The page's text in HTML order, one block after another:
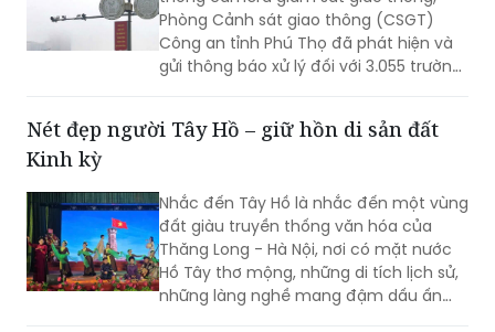
Phòng Cảnh sát giao thông (CSGT)
Công an tỉnh Phú Thọ đã phát hiện và
gửi thông báo xử lý đối với 3.055 trường
biến tập trung vào hành vi chạy quá
Nét đẹp người Tây Hồ – giữ hồn di sản đất
Kinh kỳ
Nhắc đến Tây Hồ là nhắc đến một vùng
đất giàu truyền thống văn hóa của
Thăng Long - Hà Nội, nơi có mặt nước
Hồ Tây thơ mộng, những di tích lịch sử,
những làng nghề mang đậm dấu ấn